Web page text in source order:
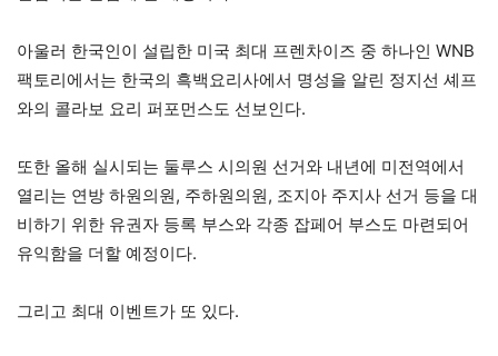
아울러 한국인이 설립한 미국 최대 프렌차이즈 중 하나인 WNB
팩토리에서는 한국의 흑백요리사에서 명성을 알린 정지선 셰프
와의 콜라보 요리 퍼포먼스도 선보인다.
또한 올해 실시되는 둘루스 시의원 선거와 내년에 미전역에서
열리는 연방 하원의원, 주하원의원, 조지아 주지사 선거 등을 대
비하기 위한 유권자 등록 부스와 각종 잡페어 부스도 마련되어
유익함을 더할 예정이다.
그리고 최대 이벤트가 또 있다.